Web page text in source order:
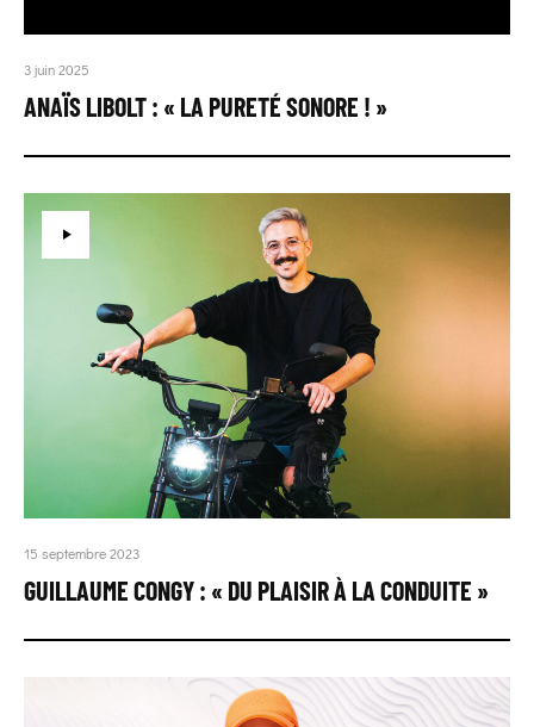
3 juin 2025
ANAÏS LIBOLT : « LA PURETÉ SONORE ! »
15 septembre 2023
GUILLAUME CONGY : « DU PLAISIR À LA CONDUITE »